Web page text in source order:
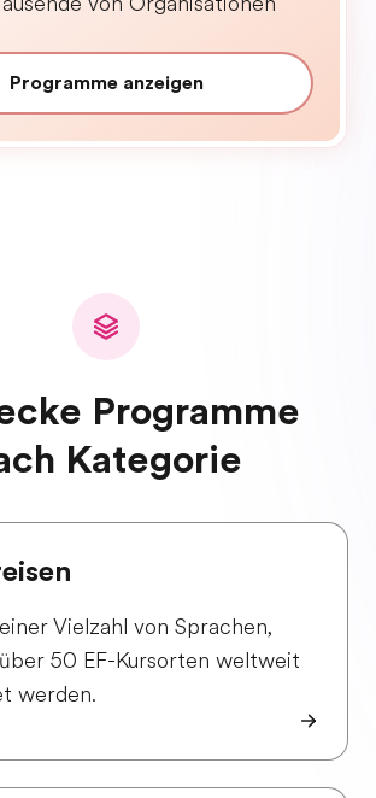
Programme anzeigen
Programme
Kategorie
Vielzahl von Sprachen,
50 EF-Kursorten weltweit
werden.